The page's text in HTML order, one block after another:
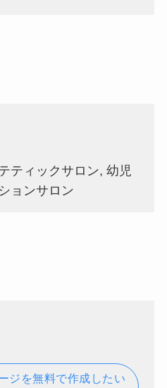
ティックサロン, 幼児
ョンサロン
ジを無料で作成したい